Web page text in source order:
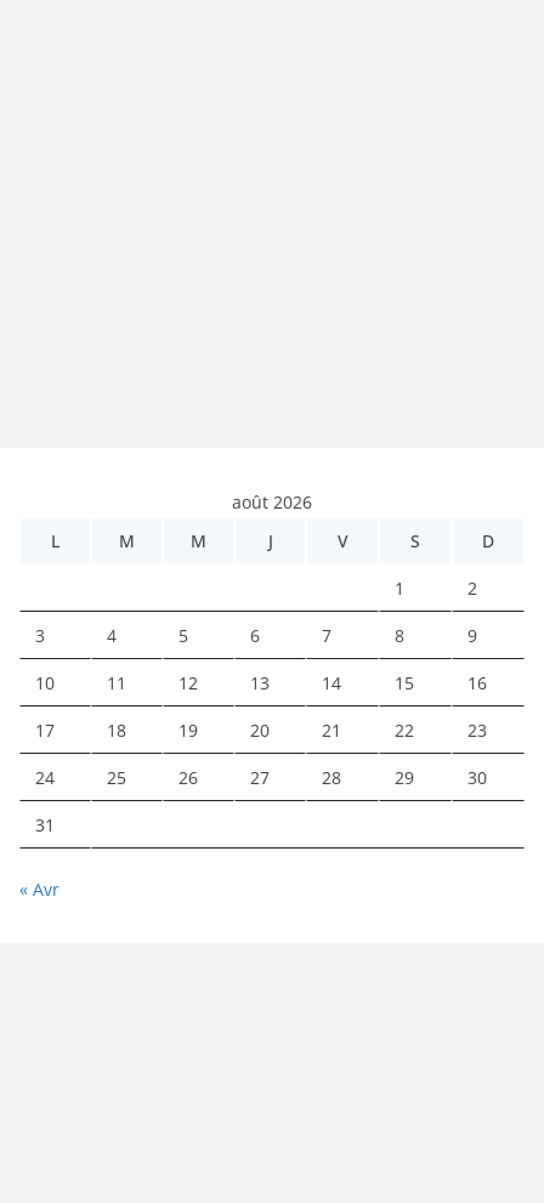
août 2026
L
M M J V S D
1 2
3 4 5 6 7 8 9
10 11 12 13 14 15 16
17 18 19 20 21 22 23
24 25 26 27 28 29 30
31
« Avr